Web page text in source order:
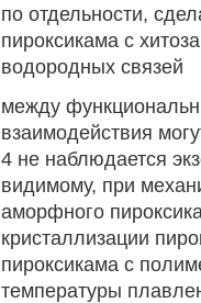
по отдельности,
пироксикама с
водородных связей
между
взаимодействия
4 не наблюдается
видимому, при
аморфного
кристаллизации
пироксикама с
температуры